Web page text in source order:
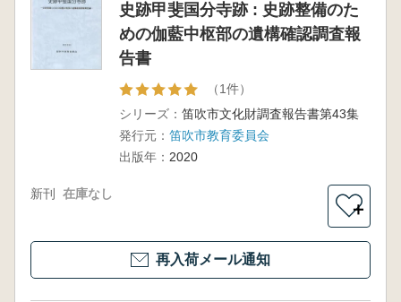
史跡甲斐国分寺跡 : 史跡整備のた
めの伽藍中枢部の遺構確認調査報
告書
（1件）
シリーズ： 笛吹市文化財調査報告書第43集
発行元： 笛吹市教育委員会
出版年： 2020
新刊 在庫なし
＋
再入荷メール通知